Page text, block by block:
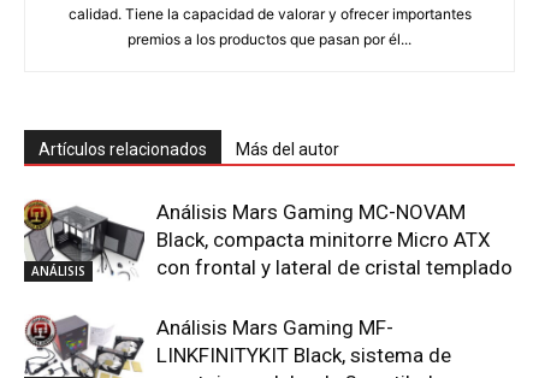
calidad. Tiene la capacidad de valorar y ofrecer importantes
premios a los productos que pasan por él...
Artículos relacionados Más del autor
ANÁLISIS
Análisis Mars Gaming MC-NOVAM
Black, compacta minitorre Micro ATX
con frontal y lateral de cristal templado
Análisis Mars Gaming MF-
LINKFINITYKIT Black, sistema de